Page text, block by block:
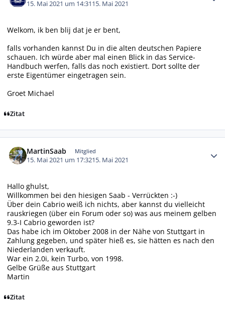
15. Mai 2021 um 14:3115. Mai 2021
Welkom, ik ben blij dat je er bent,
falls vorhanden kannst Du in die alten deutschen Papiere
schauen. Ich würde aber mal einen Blick in das Service-
Handbuch werfen, falls das noch existiert. Dort sollte der
erste Eigentümer eingetragen sein.
Groet Michael
Zitat
MartinSaab Mitglied
15. Mai 2021 um 17:3215. Mai 2021
Hallo ghulst,
Willkommen bei den hiesigen Saab - Verrückten :-)
Über dein Cabrio weiß ich nichts, aber kannst du vielleicht
rauskriegen (über ein Forum oder so) was aus meinem gelben
9.3-I Cabrio geworden ist?
Das habe ich im Oktober 2008 in der Nähe von Stuttgart in
Zahlung gegeben, und später hieß es, sie hätten es nach den
Niederlanden verkauft.
War ein 2.0i, kein Turbo, von 1998.
Gelbe Grüße aus Stuttgart
Martin
Zitat